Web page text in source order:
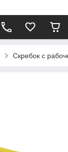
Скребок с